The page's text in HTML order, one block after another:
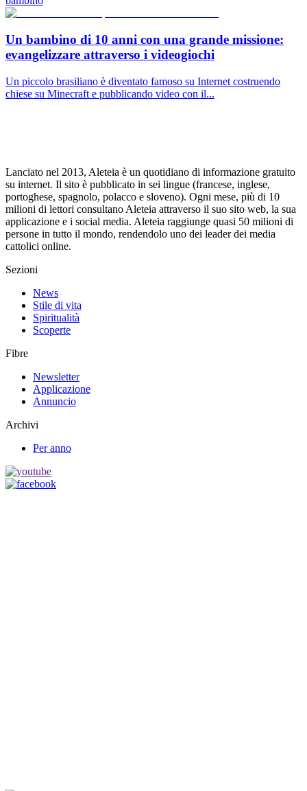
Un bambino di 10 anni con una grande missione:
evangelizzare attraverso i videogiochi
Un piccolo brasiliano è diventato famoso su Internet costruendo
chiese su Minecraft e pubblicando video con il...
Lanciato nel 2013, Aleteia è un quotidiano di informazione gratuito
su internet. Il sito è pubblicato in sei lingue (francese, inglese,
portoghese, spagnolo, polacco e sloveno). Ogni mese, più di 10
milioni di lettori consultano Aleteia attraverso il suo sito web, la sua
applicazione e i social media. Aleteia raggiunge quasi 50 milioni di
persone in tutto il mondo, rendendolo uno dei leader dei media
cattolici online.
Sezioni
News
Stile di vita
Spiritualità
Scoperte
Fibre
Newsletter
Applicazione
Annuncio
Archivi
Per anno